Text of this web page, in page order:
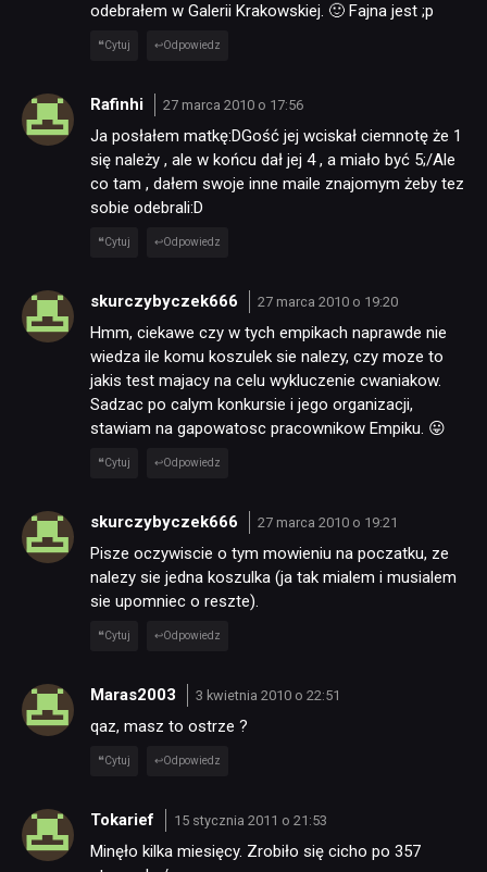
NEWSY
PUBLICYSTYKA
odebrałem w Galerii Krakowskiej. 🙂 Fajna jest ;p
Cytuj Odpowiedz
Rafinhi 27 marca 2010 o 17:56
Ja posłałem matkę:DGość jej wciskał ciemnotę że 1
się należy , ale w końcu dał jej 4 , a miało być 5;/Ale
co tam , dałem swoje inne maile znajomym żeby tez
sobie odebrali:D
Cytuj Odpowiedz
skurczybyczek666 27 marca 2010 o 19:20
Hmm, ciekawe czy w tych empikach naprawde nie
wiedza ile komu koszulek sie nalezy, czy moze to
jakis test majacy na celu wykluczenie cwaniakow.
Sadzac po calym konkursie i jego organizacji,
stawiam na gapowatosc pracownikow Empiku. 😛
Cytuj Odpowiedz
skurczybyczek666 27 marca 2010 o 19:21
Pisze oczywiscie o tym mowieniu na poczatku, ze
nalezy sie jedna koszulka (ja tak mialem i musialem
sie upomniec o reszte).
Cytuj Odpowiedz
Maras2003 3 kwietnia 2010 o 22:51
qaz, masz to ostrze ?
Cytuj Odpowiedz
Tokarief 15 stycznia 2011 o 21:53
Minęło kilka miesięcy. Zrobiło się cicho po 357